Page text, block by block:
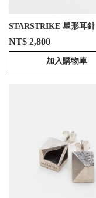
STARSTRIKE 星形耳針
NT$ 2,800
加入購物車